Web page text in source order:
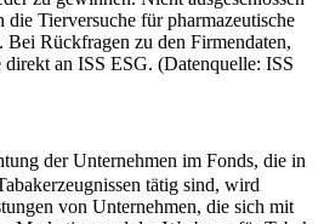
die Tierversuche für pharmazeutische
Rückfragen zu den Firmendaten,
an ISS ESG. (Datenquelle: ISS
der Unternehmen im Fonds, die in
tätig sind, wird
von Unternehmen, die sich mit